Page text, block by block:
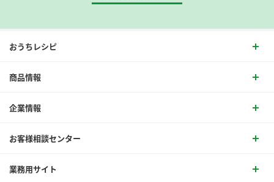
おうちレシピ
商品情報
企業情報
お客様相談センター
業務用サイト